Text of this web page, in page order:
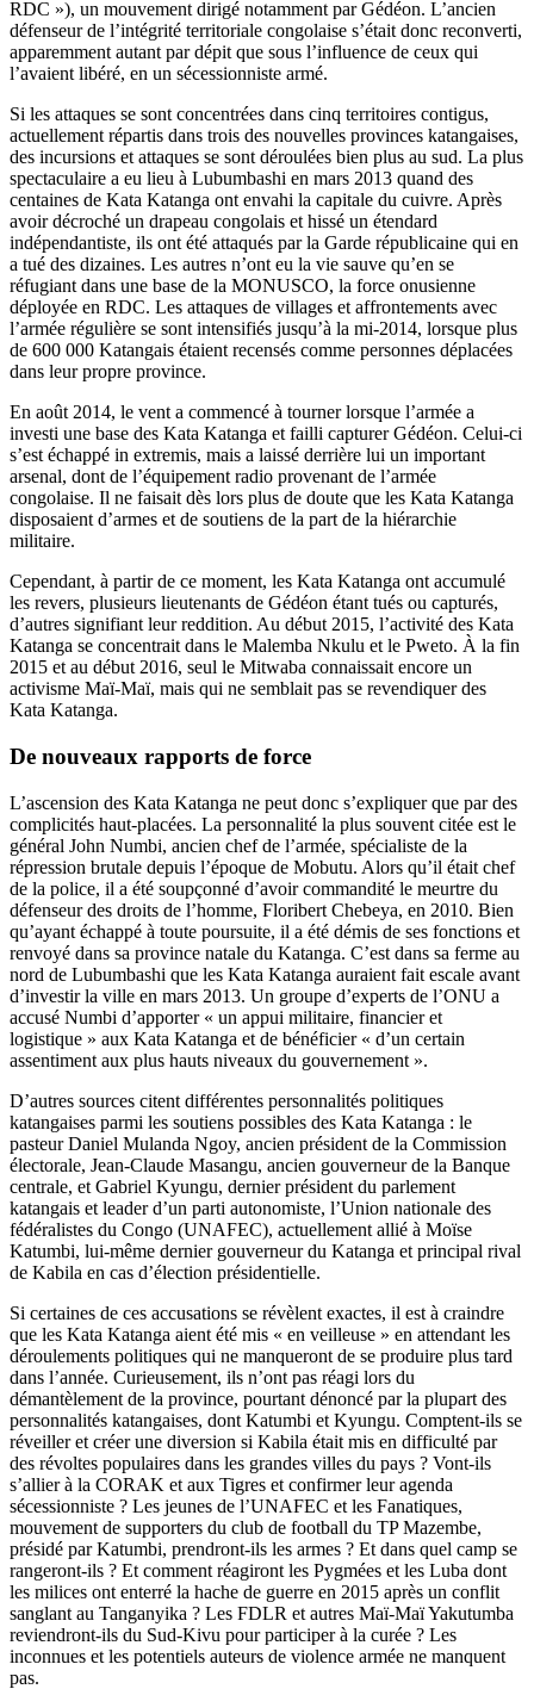
RDC »), un mouvement dirigé notamment par Gédéon. L’ancien
défenseur de l’intégrité territoriale congolaise s’était donc reconverti,
apparemment autant par dépit que sous l’influence de ceux qui
l’avaient libéré, en un sécessionniste armé.
Si les attaques se sont concentrées dans cinq territoires contigus,
actuellement répartis dans trois des nouvelles provinces katangaises,
des incursions et attaques se sont déroulées bien plus au sud. La plus
spectaculaire a eu lieu à Lubumbashi en mars 2013 quand des
centaines de Kata Katanga ont envahi la capitale du cuivre. Après
avoir décroché un drapeau congolais et hissé un étendard
indépendantiste, ils ont été attaqués par la Garde républicaine qui en
a tué des dizaines. Les autres n’ont eu la vie sauve qu’en se
réfugiant dans une base de la MONUSCO, la force onusienne
déployée en RDC. Les attaques de villages et affrontements avec
l’armée régulière se sont intensifiés jusqu’à la mi-2014, lorsque plus
de 600 000 Katangais étaient recensés comme personnes déplacées
dans leur propre province.
En août 2014, le vent a commencé à tourner lorsque l’armée a
investi une base des Kata Katanga et failli capturer Gédéon. Celui-ci
s’est échappé in extremis, mais a laissé derrière lui un important
arsenal, dont de l’équipement radio provenant de l’armée
congolaise. Il ne faisait dès lors plus de doute que les Kata Katanga
disposaient d’armes et de soutiens de la part de la hiérarchie
militaire.
Cependant, à partir de ce moment, les Kata Katanga ont accumulé
les revers, plusieurs lieutenants de Gédéon étant tués ou capturés,
d’autres signifiant leur reddition. Au début 2015, l’activité des Kata
Katanga se concentrait dans le Malemba Nkulu et le Pweto. À la fin
2015 et au début 2016, seul le Mitwaba connaissait encore un
activisme Maï-Maï, mais qui ne semblait pas se revendiquer des
Kata Katanga.
De nouveaux rapports de force
L’ascension des Kata Katanga ne peut donc s’expliquer que par des
complicités haut-placées. La personnalité la plus souvent citée est le
général John Numbi, ancien chef de l’armée, spécialiste de la
répression brutale depuis l’époque de Mobutu. Alors qu’il était chef
de la police, il a été soupçonné d’avoir commandité le meurtre du
défenseur des droits de l’homme, Floribert Chebeya, en 2010. Bien
qu’ayant échappé à toute poursuite, il a été démis de ses fonctions et
renvoyé dans sa province natale du Katanga. C’est dans sa ferme au
nord de Lubumbashi que les Kata Katanga auraient fait escale avant
d’investir la ville en mars 2013. Un groupe d’experts de l’ONU a
accusé Numbi d’apporter « un appui militaire, financier et
logistique » aux Kata Katanga et de bénéficier « d’un certain
assentiment aux plus hauts niveaux du gouvernement ».
D’autres sources citent différentes personnalités politiques
katangaises parmi les soutiens possibles des Kata Katanga : le
pasteur Daniel Mulanda Ngoy, ancien président de la Commission
électorale, Jean-Claude Masangu, ancien gouverneur de la Banque
centrale, et Gabriel Kyungu, dernier président du parlement
katangais et leader d’un parti autonomiste, l’Union nationale des
fédéralistes du Congo (UNAFEC), actuellement allié à Moïse
Katumbi, lui-même dernier gouverneur du Katanga et principal rival
de Kabila en cas d’élection présidentielle.
Si certaines de ces accusations se révèlent exactes, il est à craindre
que les Kata Katanga aient été mis « en veilleuse » en attendant les
déroulements politiques qui ne manqueront de se produire plus tard
dans l’année. Curieusement, ils n’ont pas réagi lors du
démantèlement de la province, pourtant dénoncé par la plupart des
personnalités katangaises, dont Katumbi et Kyungu. Comptent-ils se
réveiller et créer une diversion si Kabila était mis en difficulté par
des révoltes populaires dans les grandes villes du pays ? Vont-ils
s’allier à la CORAK et aux Tigres et confirmer leur agenda
sécessionniste ? Les jeunes de l’UNAFEC et les Fanatiques,
mouvement de supporters du club de football du TP Mazembe,
présidé par Katumbi, prendront-ils les armes ? Et dans quel camp se
rangeront-ils ? Et comment réagiront les Pygmées et les Luba dont
les milices ont enterré la hache de guerre en 2015 après un conflit
sanglant au Tanganyika ? Les FDLR et autres Maï-Maï Yakutumba
reviendront-ils du Sud-Kivu pour participer à la curée ? Les
inconnues et les potentiels auteurs de violence armée ne manquent
pas.